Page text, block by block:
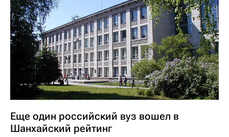
Еще один российский вуз вошел в
Шанхайский рейтинг